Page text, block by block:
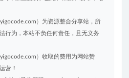
）为资源整合分享站，所
行为，本站不负任何责任，且无义务
）收取的费用为网站赞
营！